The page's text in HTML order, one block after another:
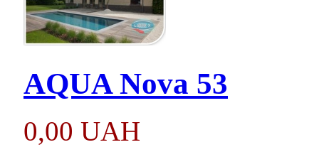
AQUA Nova 53
0,00 UAH